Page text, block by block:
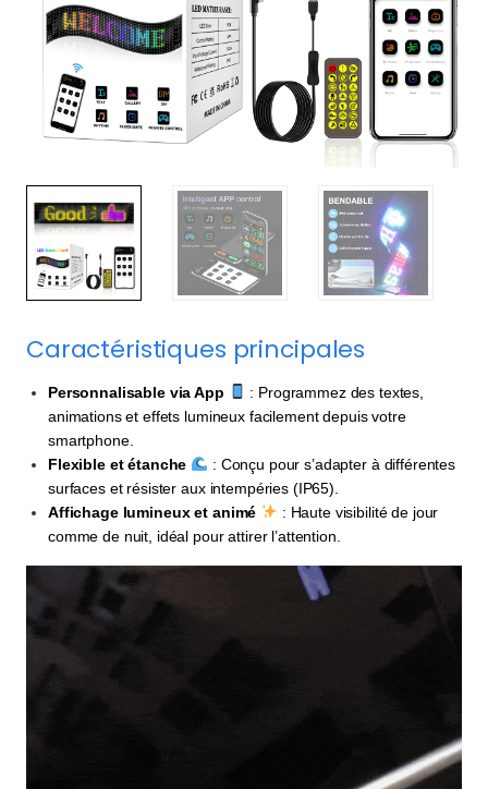
Caractéristiques principales
Personnalisable via App
: Programmez des textes,
animations et effets lumineux facilement depuis votre
smartphone.
Flexible et étanche
: Conçu pour s’adapter à différentes
surfaces et résister aux intempéries (IP65).
Affichage lumineux et animé
: Haute visibilité de jour
comme de nuit, idéal pour attirer l’attention.